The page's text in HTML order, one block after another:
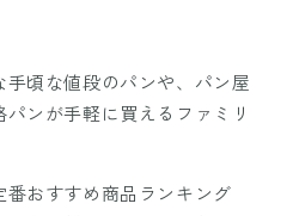
頃な値段のパンや、パン屋
ンが手軽に買えるファミリ
おすすめ商品ランキング